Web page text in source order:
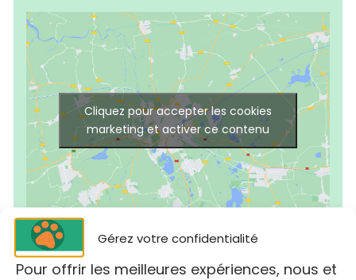
Gérez votre confidentialité
Pour offrir les meilleures expériences, nous et
Cliquez pour accepter les cookies
marketing et activer ce contenu